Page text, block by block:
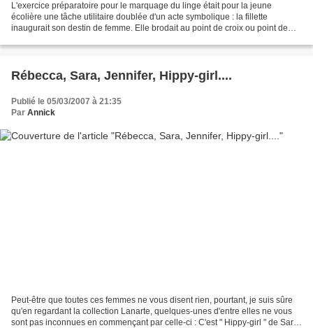
L'exercice préparatoire pour le marquage du linge était pour la jeune
écolière une tâche utilitaire doublée d'un acte symbolique : la fillette
inaugurait son destin de femme. Elle brodait au point de croix ou point de
Rébecca, Sara, Jennifer, Hippy-girl....
Publié le 05/03/2007 à 21:35
Par Annick
Peut-être que toutes ces femmes ne vous disent rien, pourtant, je suis sûre
qu'en regardant la collection Lanarte, quelques-unes d'entre elles ne vous
sont pas inconnues en commençant par celle-ci : C'est " Hippy-girl " de Sara